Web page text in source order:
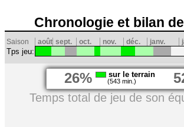
Chronologie et bilan
Saison août sept. oct. nov. déc. janv.
Tps jeu:
26% sur le terrain
(543 min.)
Temps total de jeu de son